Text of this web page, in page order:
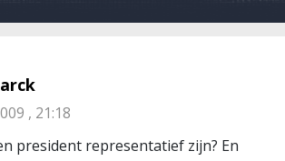
, 21:18
president representatief zijn? En